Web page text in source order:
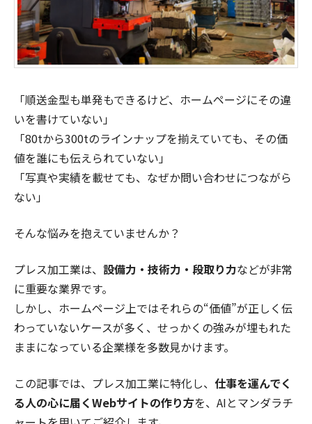
「順送金型も単発もできるけど、ホームページにその違
いを書けていない」
「80tから300tのラインナップを揃えていても、その価
値を誰にも伝えられていない」
「写真や実績を載せても、なぜか問い合わせにつながら
ない」
そんな悩みを抱えていませんか？
プレス加工業は、 設備力・技術力・段取り力などが非常
に重要な業界です。
しかし、ホームページ上ではそれらの“価値”が正しく伝
わっていないケースが多く、せっかくの強みが埋もれた
ままになっている企業様を多数見かけます。
この記事では、プレス加工業に特化し、 仕事を運んでく
る人の心に届くWebサイトの作り方を、AIとマンダラチ